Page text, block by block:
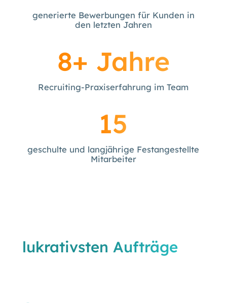
generierte Bewerbungen für Kunden in
den letzten Jahren
8+ Jahre
Recruiting-Praxiserfahrung im Team
15
geschulte und langjährige Festangestellte
Mitarbeiter
lukrativsten Aufträge